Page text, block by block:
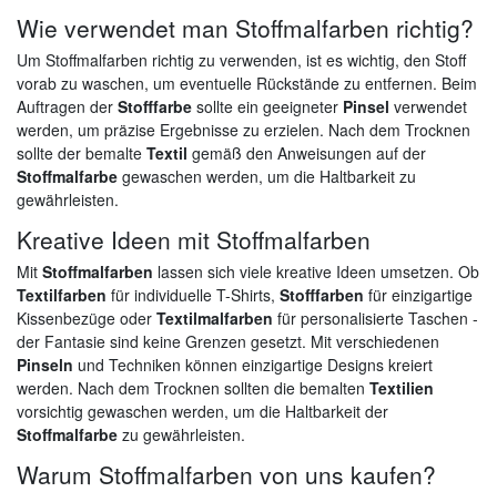
Wie verwendet man Stoffmalfarben richtig?
Um Stoffmalfarben richtig zu verwenden, ist es wichtig, den Stoff
vorab zu waschen, um eventuelle Rückstände zu entfernen. Beim
Auftragen der Stofffarbe sollte ein geeigneter Pinsel verwendet
werden, um präzise Ergebnisse zu erzielen. Nach dem Trocknen
sollte der bemalte Textil gemäß den Anweisungen auf der
Stoffmalfarbe gewaschen werden, um die Haltbarkeit zu
gewährleisten.
Kreative Ideen mit Stoffmalfarben
Mit Stoffmalfarben lassen sich viele kreative Ideen umsetzen. Ob
Textilfarben für individuelle T-Shirts, Stofffarben für einzigartige
Kissenbezüge oder Textilmalfarben für personalisierte Taschen -
der Fantasie sind keine Grenzen gesetzt. Mit verschiedenen
Pinseln und Techniken können einzigartige Designs kreiert
werden. Nach dem Trocknen sollten die bemalten Textilien
vorsichtig gewaschen werden, um die Haltbarkeit der
Stoffmalfarbe zu gewährleisten.
Warum Stoffmalfarben von uns kaufen?